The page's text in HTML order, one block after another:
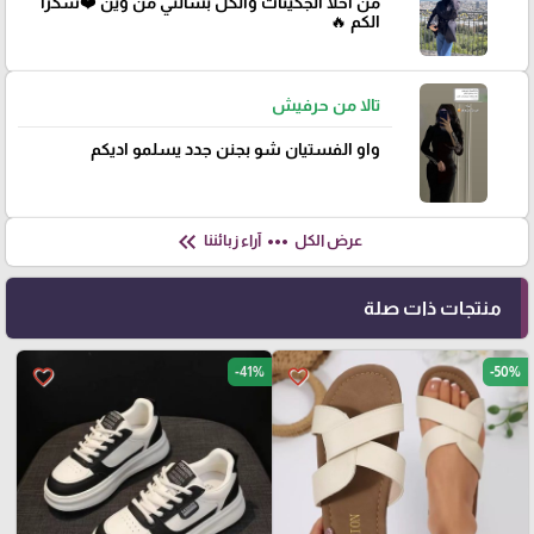
الكم 🔥
تالا من حرفيش
واو الفستيان شو بجنن جدد يسلمو اديكم
عرض الكل more_horiz آراء زبائننا keyboard_double_arrow_left
منتجات ذات صلة
favorite_border -50%
favorite_border -41%